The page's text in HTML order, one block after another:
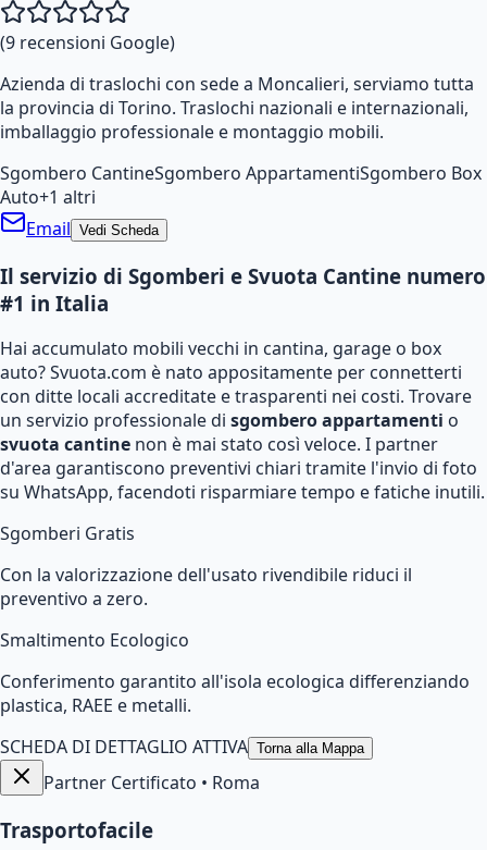
(9 recensioni Google)
Azienda di traslochi con sede a Moncalieri, serviamo tutta
la provincia di Torino. Traslochi nazionali e internazionali,
imballaggio professionale e montaggio mobili.
Sgombero CantineSgombero AppartamentiSgombero Box
Auto+1 altri
Email Vedi Scheda
Il servizio di Sgomberi e Svuota Cantine numero
#1 in Italia
Hai accumulato mobili vecchi in cantina, garage o box
auto? Svuota.com è nato appositamente per connetterti
con ditte locali accreditate e trasparenti nei costi. Trovare
un servizio professionale di sgombero appartamenti o
svuota cantine non è mai stato così veloce. I partner
d'area garantiscono preventivi chiari tramite l'invio di foto
su WhatsApp, facendoti risparmiare tempo e fatiche inutili.
Sgomberi Gratis
Con la valorizzazione dell'usato rivendibile riduci il
preventivo a zero.
Smaltimento Ecologico
Conferimento garantito all'isola ecologica differenziando
plastica, RAEE e metalli.
SCHEDA DI DETTAGLIO ATTIVA Torna alla Mappa
Partner Certificato • Roma
Trasportofacile